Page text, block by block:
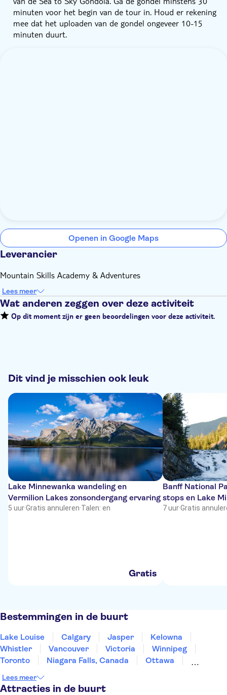
minuten voor het begin van de tour in. Houd er rekening
mee dat het uploaden van de gondel ongeveer 10-15
minuten duurt.
Openen in Google Maps
Leverancier
Mountain Skills Academy & Adventures
Lees meer
Wat anderen zeggen over deze activiteit
Op dit moment zijn er geen beoordelingen voor deze activiteit.
Dit vind je misschien ook leuk
Lake Minnewanka wandeling en
Vermilion Lakes zonsondergang ervaring
5 uur·Gratis annuleren·Talen: en
Gratis
Banff National
stops en Lake
7 uur·Gratis
Bestemmingen in de buurt
Lake Louise Calgary Jasper
Kelowna
Whistler
Vancouver Victoria
Winnipeg
Toronto
Niagara Falls, Canada
Ottawa
Prince Edward Island
Lees meer
Attracties in de buurt